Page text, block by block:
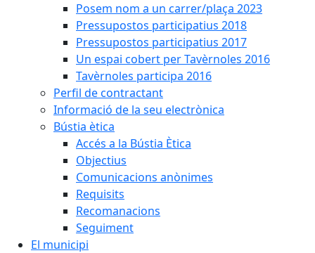
Posem nom a un carrer/plaça 2023
Pressupostos participatius 2018
Pressupostos participatius 2017
Un espai cobert per Tavèrnoles 2016
Tavèrnoles participa 2016
Perfil de contractant
Informació de la seu electrònica
Bústia ètica
Accés a la Bústia Ètica
Objectius
Comunicacions anònimes
Requisits
Recomanacions
Seguiment
El municipi